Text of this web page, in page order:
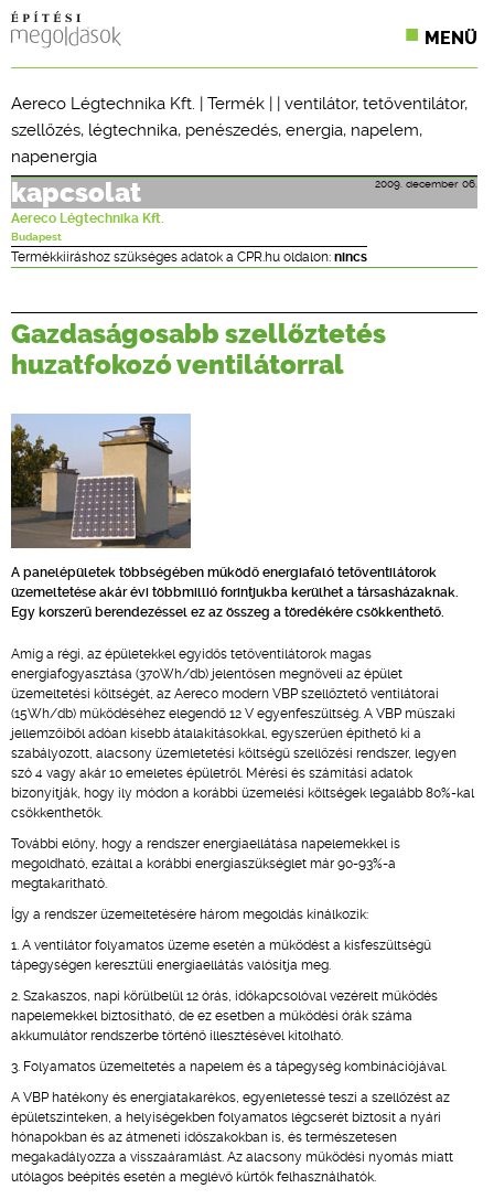
MENÜ
SZAKLAPOK
CPR TERMÉKKIÍRÁS
TERVEZÉSI SEGÉDLETEK
Aereco Légtechnika Kft. | Termék | | ventilátor, tetőventilátor,
szellőzés, légtechnika, penészedés, energia, napelem,
napenergia
2009. december 06.
kapcsolat
Aereco Légtechnika Kft.
Budapest
Termékkiíráshoz szükséges adatok a CPR.hu oldalon: nincs
Gazdaságosabb szellőztetés
huzatfokozó ventilátorral
A panelépületek többségében működő energiafaló tetőventilátorok
üzemeltetése akár évi többmillió forintjukba kerülhet a társasházaknak.
Egy korszerű berendezéssel ez az összeg a töredékére csökkenthető.
Amíg a régi, az épületekkel egyidős tetőventilátorok magas
energiafogyasztása (370Wh/db) jelentősen megnöveli az épület
üzemeltetési költségét, az Aereco modern VBP szellőztető ventilátorai
(15Wh/db) működéséhez elegendő 12 V egyenfeszültség. A VBP műszaki
jellemzőiből adóan kisebb átalakításokkal, egyszerűen építhető ki a
szabályozott, alacsony üzemletetési költségű szellőzési rendszer, legyen
szó 4 vagy akár 10 emeletes épületről. Mérési és számítási adatok
bizonyítják, hogy ily módon a korábbi üzemelési költségek legalább 80%-kal
csökkenthetők.
További előny, hogy a rendszer energiaellátása napelemekkel is
megoldható, ezáltal a korábbi energiaszükséglet már 90-93%-a
megtakarítható.
Így a rendszer üzemeltetésére három megoldás kínálkozik:
1. A ventilátor folyamatos üzeme esetén a működést a kisfeszültségű
tápegységen keresztüli energiaellátás valósítja meg.
2. Szakaszos, napi körülbelül 12 órás, időkapcsolóval vezérelt működés
napelemekkel biztosítható, de ez esetben a működési órák száma
akkumulátor rendszerbe történő illesztésével kitolható.
3. Folyamatos üzemeltetés a napelem és a tápegység kombinációjával.
A VBP hatékony és energiatakarékos, egyenletessé teszi a szellőzést az
épületszinteken, a helyiségekben folyamatos légcserét biztosít a nyári
hónapokban és az átmeneti időszakokban is, és természetesen
megakadályozza a visszaáramlást. Az alacsony működési nyomás miatt
utólagos beépítés esetén a meglévő kürtők felhasználhatók.